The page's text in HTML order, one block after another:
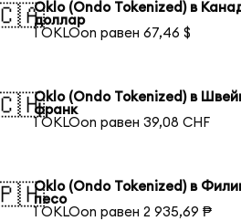
Oklo (Ondo Tokenized) в
доллар
1 OKLOon равен 67,46 $
Oklo (Ondo Tokenized) в
франк
1 OKLOon равен 39,08 CHF
Oklo (Ondo Tokenized) в
песо
1 OKLOon равен 2 935,69 ₱